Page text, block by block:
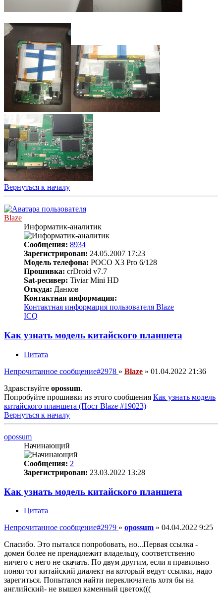
Вернуться к началу
Blaze
Информатик-аналитик
Сообщения: 8934
Зарегистрирован: 24.05.2007 17:23
Модель телефона: POCO X3 Pro 6/128
Прошивка: crDroid v7.7
Sat-ресивер: Tiviar Mini HD
Откуда: Данков
Контактная информация:
Контактная информация пользователя Blaze
ICQ
Как узнать модель китайского планшета
Цитата
Непрочитанное сообщение#2978 » Blaze » 01.04.2022 21:36
Здравствуйте opossum.
Попробуйте прошивки из этого сообщения Как узнать модель
китайского планшета (Пост Blaze #19023)
Вернуться к началу
opossum
Начинающий
Сообщения: 2
Зарегистрирован: 23.03.2022 13:28
Как узнать модель китайского планшета
Цитата
Непрочитанное сообщение#2979 » opossum » 04.04.2022 9:25
Спасибо. Это пытался попробовать, но...Первая ссылка -
домен более не пренадлежит владельцу, соответственно
ничего с него не скачать. По двум другим, если я правильно
понял тот китайский диалект на который ведут ссылки, надо
зарегиться. Попытался найти переключатель хотя бы на
английский- не вышел каменный цветок(((